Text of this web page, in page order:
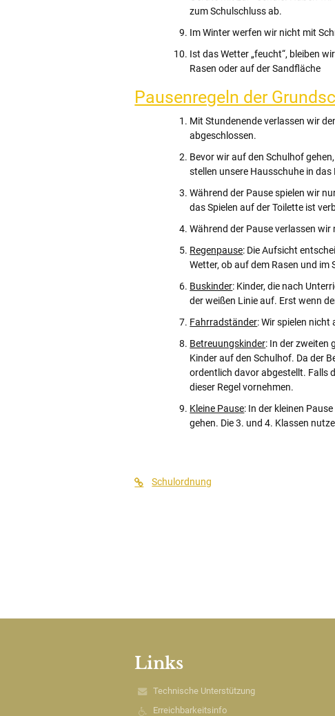
zum Schulschluss ab.
Im Winter werfen wir nicht mit
Ist das Wetter „feucht“, bleiben
Rasen oder auf der Sandfläche
Pausenregeln der
Mit Stundenende verlassen wir
abgeschlossen.
Bevor wir auf den Schulhof
stellen unsere Hausschuhe in das
Während der Pause spielen wir
das Spielen auf der Toilette ist
Während der Pause verlassen
Regenpause: Die Aufsicht
Wetter, ob auf dem Rasen und
Buskinder: Kinder, die nach
der weißen Linie auf. Erst wenn
Fahrradständer: Wir spielen
Betreuungskinder: In der zweiten
Kinder auf den Schulhof. Da der
ordentlich davor abgestellt. Falls
dieser Regel vornehmen.
Kleine Pause: In der kleinen
gehen. Die 3. und 4. Klassen
Schulordnung
Links
Technische Unterstützung
Erreichbarkeitsinfo